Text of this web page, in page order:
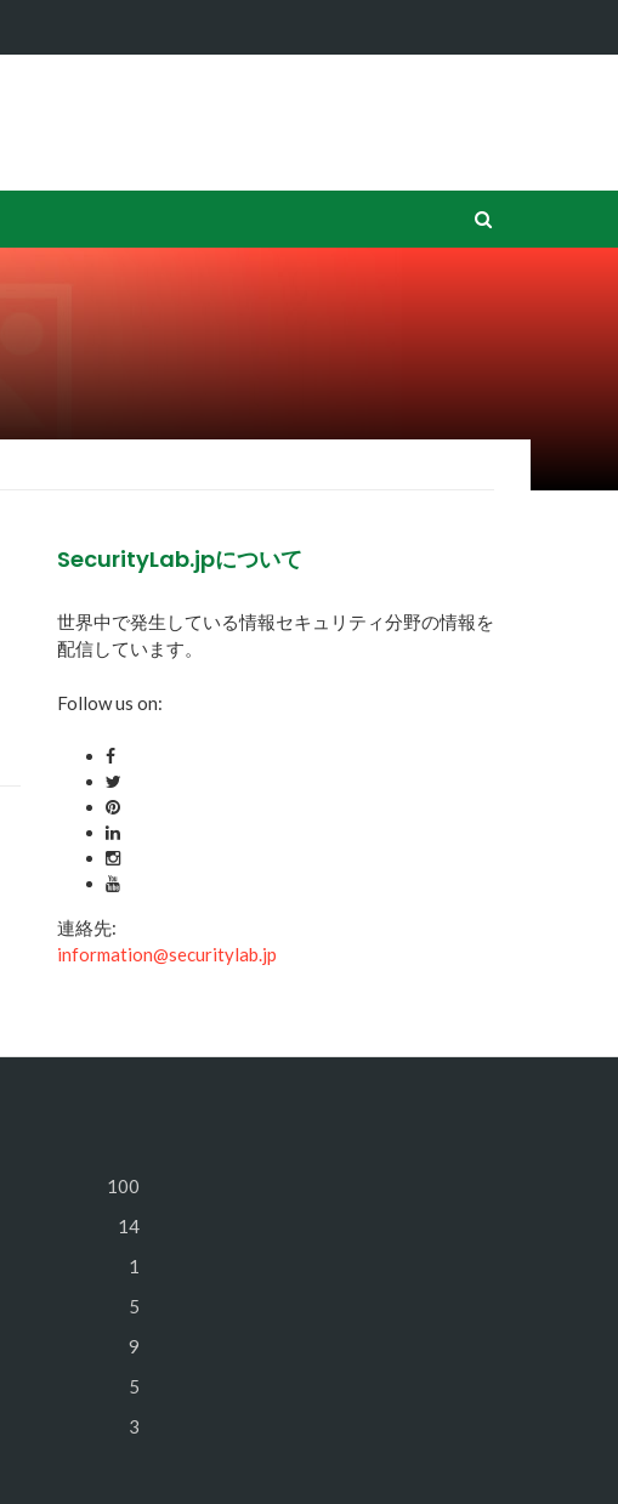
SecurityLab.jpについて
世界中で発生している情報セキュリティ分野の情報を
配信しています。
Follow us on:
連絡先:
information@securitylab.jp
100
14
1
5
9
5
3